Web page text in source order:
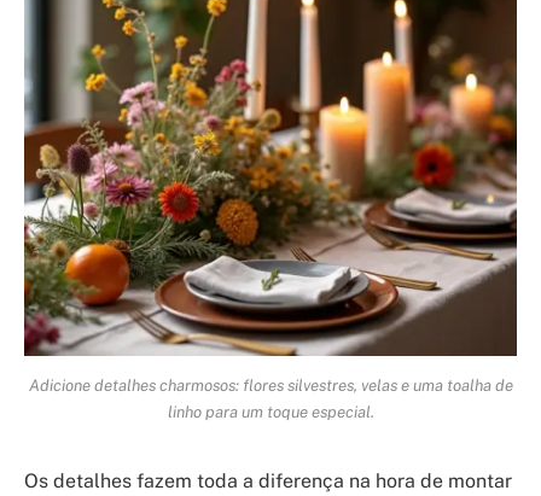
Adicione detalhes charmosos: flores silvestres, velas e uma toalha de
linho para um toque especial.
Os detalhes fazem toda a diferença na hora de montar